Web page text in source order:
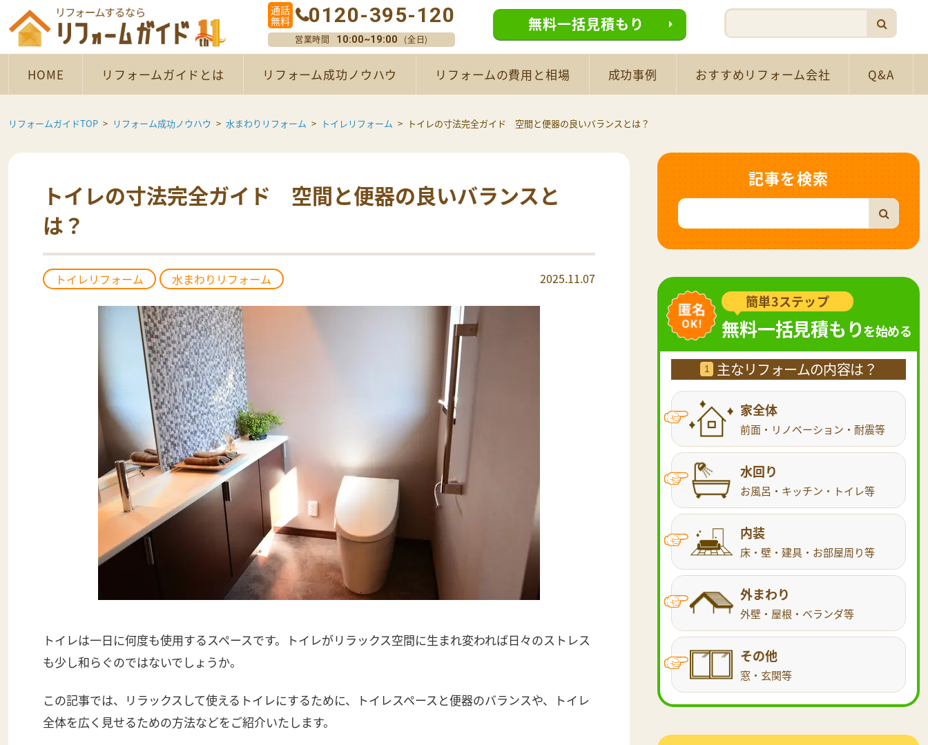
通話
無料
0120-395-120
営業時間 10:00~19:00 (全日)
無料一括見積もり
HOME リフォームガイドとは リフォーム成功ノウハウ リフォームの費用と相場 成功事例 おすすめリフォーム会社 Q&A
リフォームガイドTOP リフォーム成功ノウハウ 水まわりリフォーム トイレリフォーム トイレの寸法完全ガイド 空間と便器の良いバランスとは？
トイレの寸法完全ガイド 空間と便器の良いバランスと
は？
トイレリフォーム 水まわりリフォーム 2025.11.07
トイレは一日に何度も使用するスペースです。トイレがリラックス空間に生まれ変われば日々のストレス
も少し和らぐのではないでしょうか。
この記事では、リラックスして使えるトイレにするために、トイレスペースと便器のバランスや、トイレ
全体を広く見せるための方法などをご紹介いたします。
記事を検索
簡単3ステップ
無料一括見積もりを始める
1 主なリフォームの内容は？
家全体
前面・リノベーション・耐震等
水回り
お風呂・キッチン・トイレ等
内装
床・壁・建具・お部屋周り等
外まわり
外壁・屋根・ベランダ等
その他
窓・玄関等